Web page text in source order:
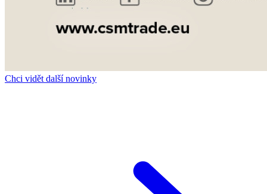
Chci vidět další novinky